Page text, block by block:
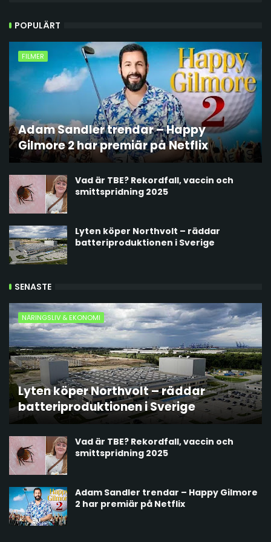
POPULÄRT
FILMER
Adam Sandler trendar – Happy
Gilmore 2 har premiär på Netflix
Vad är TBE? Rekordfall, vaccin och
smittspridning 2025
Lyten köper Northvolt – räddar
batteriproduktionen i Sverige
SENASTE
NÄRINGSLIV & EKONOMI
Lyten köper Northvolt – räddar
batteriproduktionen i Sverige
Vad är TBE? Rekordfall, vaccin och
smittspridning 2025
Adam Sandler trendar – Happy Gilmore
2 har premiär på Netflix